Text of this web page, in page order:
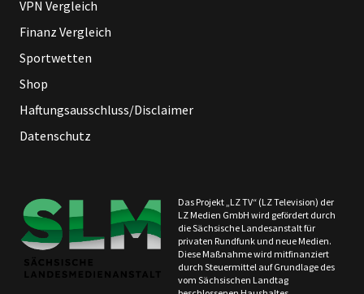
VPN Vergleich
Finanz Vergleich
Sportwetten
Shop
Haftungsausschluss/Disclaimer
Datenschutz
Das Projekt „LZ TV“ (LZ Television) der
LZ Medien GmbH wird gefördert durch
die Sächsische Landesanstalt für
privaten Rundfunk und neue Medien.
Diese Maßnahme wird mitfinanziert
durch Steuermittel auf Grundlage des
vom Sächsischen Landtag